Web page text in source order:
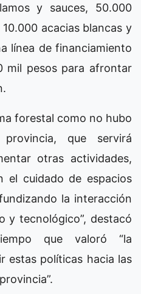
y sauces, 50.000
acacias blancas y
línea de financiamiento
mil pesos para afrontar
forestal como no hubo
que servirá
otras actividades,
el cuidado de espacios
la interacción
y tecnológico”, destacó
que valoró “la
estas políticas hacia las